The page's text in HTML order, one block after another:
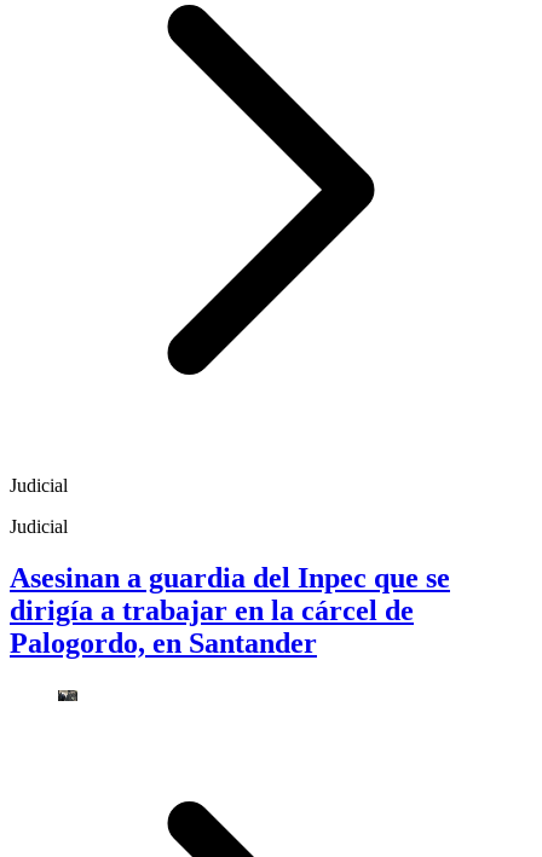
Judicial
Judicial
Asesinan a guardia del Inpec que se
dirigía a trabajar en la cárcel de
Palogordo, en Santander